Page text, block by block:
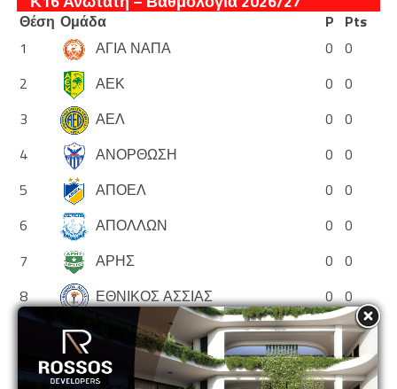
Θέση Ομάδα P Pts
1
ΑΓΙΑ ΝΑΠΑ 0 0
2
ΑΕΚ 0 0
3
ΑΕΛ 0 0
4
ΑΝΟΡΘΩΣΗ 0 0
5
ΑΠΟΕΛ 0 0
6
ΑΠΟΛΛΩΝ 0 0
7
ΑΡΗΣ 0 0
8
ΕΘΝΙΚΟΣ ΑΣΣΙΑΣ 0 0
ΘΟΙ 0 0
10
ΝΕΑ ΣΑΛΑΜΙΝΑ 0 0